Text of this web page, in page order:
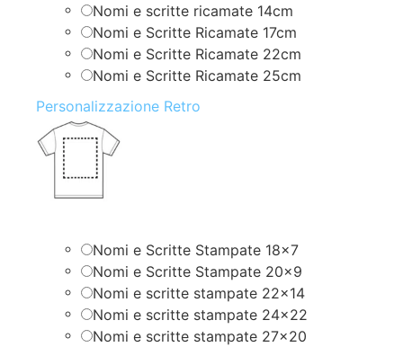
Nomi e scritte ricamate 14cm
Nomi e Scritte Ricamate 17cm
Nomi e Scritte Ricamate 22cm
Nomi e Scritte Ricamate 25cm
Personalizzazione Retro
Nomi e Scritte Stampate 18×7
Nomi e Scritte Stampate 20×9
Nomi e scritte stampate 22×14
Nomi e scritte stampate 24×22
Nomi e scritte stampate 27×20